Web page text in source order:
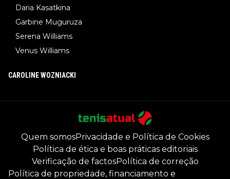
Daria Kasatkina
Garbine Muguruza
Serena Williams
Venus Williams
CAROLINE WOZNIACKI
Quem somosPrivacidade e Política de Cookies
Política de ética e boas práticas editoriais
Verificação de factosPolítica de correção
Política de propriedade, financiamento e